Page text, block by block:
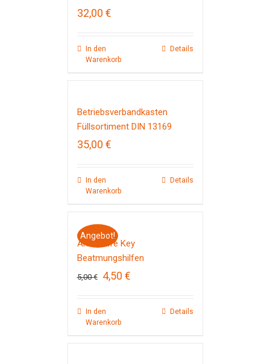
32,00 €
In den
Warenkorb
Details
Betriebsverbandkasten
Füllsortiment DIN 13169
35,00 €
In den
Warenkorb
Details
Angebot!
Ambu Life Key
Beatmungshilfen
5,00€
Ursprünglicher
5,00 €
4,50 €Aktueller
In den
Warenkorb
Details